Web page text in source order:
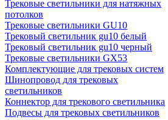
Трековые светильники для натяжных
потолков
Трековые светильники GU10
Трековый светильник gu10 белый
Трековый светильник gu10 черный
Трековые светильники GX53
Комплектующие для трековых систем
Шинопровод для трековых
светильников
Коннектор для трекового светильника
Подвесы для трековых светильников